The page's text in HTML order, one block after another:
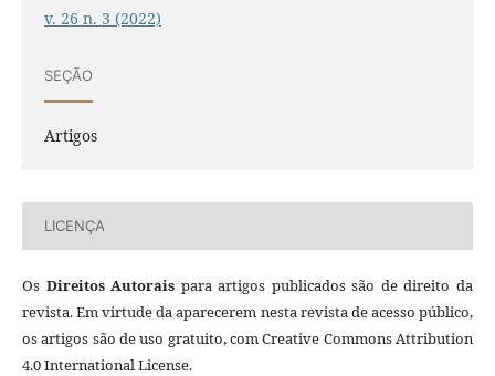
v. 26 n. 3 (2022)
SEÇÃO
Artigos
LICENÇA
Os Direitos Autorais para artigos publicados são de direito da
revista. Em virtude da aparecerem nesta revista de acesso público,
os artigos são de uso gratuito, com Creative Commons Attribution
4.0 International License.